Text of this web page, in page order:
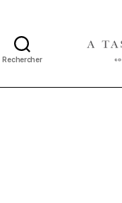
Rechercher